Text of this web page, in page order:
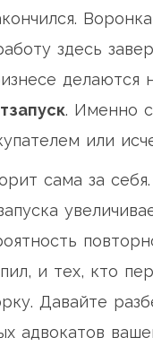
здесь
делаются
. Именно
или
сама за
и тех, кто
Давайте
адвокатов